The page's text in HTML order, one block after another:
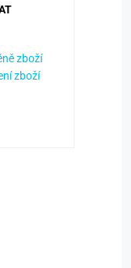
zboží
zboží